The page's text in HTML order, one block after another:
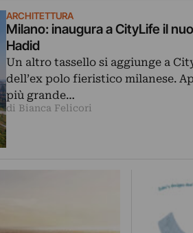
ARCHITETTURA
Milano: inaugura a CityLife il
Hadid
Un altro tassello si aggiunge a
dell’ex polo fieristico milanese.
più grande…
di Bianca Felicori